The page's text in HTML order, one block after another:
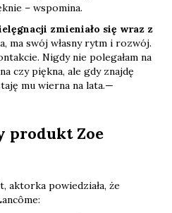
– wspomina.
zmieniało się wraz z
ma swój własny rytm i rozwój.
Nigdy nie polegałam na
czy piękna, ale gdy znajdę
mu wierna na lata.—
produkt Zoe
aktorka powiedziała, że